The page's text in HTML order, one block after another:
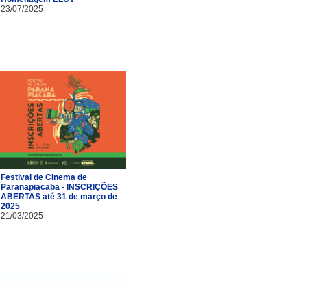
23/07/2025
Festival de Cinema de
Paranapiacaba - INSCRIÇÕES
ABERTAS até 31 de março de
2025
21/03/2025